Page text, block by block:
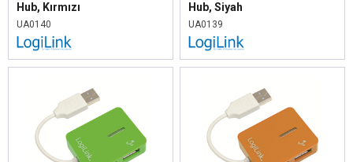
Hub, Kırmızı
UA0140
Hub, Siyah
UA0139